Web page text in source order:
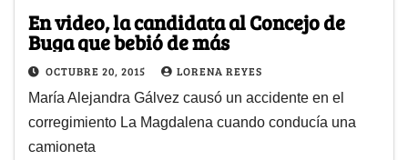
En video, la candidata al Concejo de
Buga que bebió de más
OCTUBRE 20, 2015 LORENA REYES
María Alejandra Gálvez causó un accidente en el
corregimiento La Magdalena cuando conducía una
camioneta